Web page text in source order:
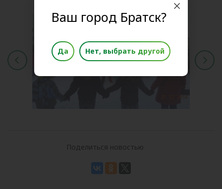
Поделиться новостью
Ваш город Братск?
Да Нет, выбрать другой